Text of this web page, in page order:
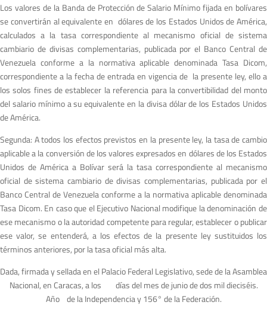
Los valores de la Banda de Protección de Salario Mínimo fijada en bolívares
se convertirán al equivalente en dólares de los Estados Unidos de América,
calculados a la tasa correspondiente al mecanismo oficial de sistema
cambiario de divisas complementarias, publicada por el Banco Central de
Venezuela conforme a la normativa aplicable denominada Tasa Dicom,
correspondiente a la fecha de entrada en vigencia de la presente ley, ello a
los solos fines de establecer la referencia para la convertibilidad del monto
del salario mínimo a su equivalente en la divisa dólar de los Estados Unidos
de América.
Segunda: A todos los efectos previstos en la presente ley, la tasa de cambio
aplicable a la conversión de los valores expresados en dólares de los Estados
Unidos de América a Bolívar será la tasa correspondiente al mecanismo
oficial de sistema cambiario de divisas complementarias, publicada por el
Banco Central de Venezuela conforme a la normativa aplicable denominada
Tasa Dicom. En caso que el Ejecutivo Nacional modifique la denominación de
ese mecanismo o la autoridad competente para regular, establecer o publicar
ese valor, se entenderá, a los efectos de la presente ley sustituidos los
términos anteriores, por la tasa oficial más alta.
Dada, firmada y sellada en el Palacio Federal Legislativo, sede de la Asamblea
Nacional, en Caracas, a los días del mes de junio de dos mil dieciséis.
Año de la Independencia y 156° de la Federación.